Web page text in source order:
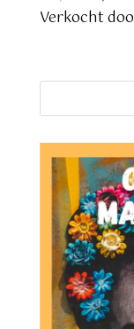
prijs
Verkocht